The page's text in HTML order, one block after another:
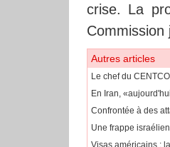
crise. La
Commission
Autres articles
Le chef du
En Iran,
Confrontée à des
Une frappe
Visas américains :